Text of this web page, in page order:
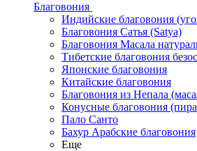
Благовония
Индийские благовония
Благовония Сатья (Satya)
Благовония Масала
Тибетские благовония
Японские благовония
Китайские благовония
Благовония из Непала
Конусные благовония
Пало Санто
Бахур Арабские благовония
Еще